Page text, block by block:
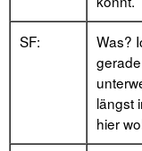
SF:
Was?
längst
hier